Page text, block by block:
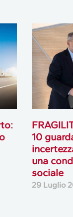
10
una
sociale
29 Luglio